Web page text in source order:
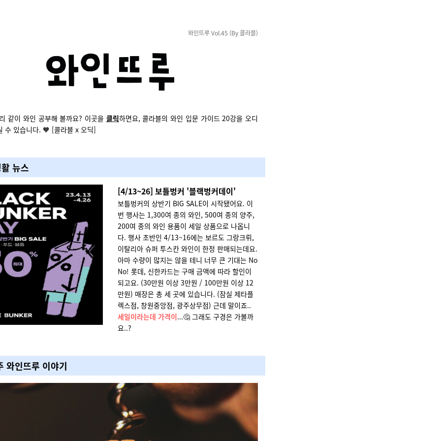
와인뜨루 Vol.45 (By 콜라블)
같이 와인 공부해 볼까요? 이곳을 클릭하면요, 콜라블의 와인 입문 가이드 20강을 오디
수 있습니다. 🧡 [콜라블 x 오딕]
뉴스
[4/13~26] 보틀벙커 '블랙벙커데이'
보틀벙커의 상반기 BIG SALE이 시작됐어요. 이
번 행사는 1,300여 종의 와인, 500여 종의 양주,
200여 종의 와인 용품이 세일 상품으로 나옵니
다. 행사 초반인 4/13~16에는 보르도 그랑크뤼,
이탈리아 슈퍼 투스칸 와인이 한정 판매되는데요.
아마 수량이 많지는 않을 테니 너무 큰 기대는 No
No! 롯데, 신한카드는 구매 금액에 따라 할인이
되고요. (30만원 이상 3만원 / 100만원 이상 12
만원) 매장은 총 세 곳에 있습니다. (잠실 제타플
렉스점, 창원중앙점, 광주상무점) 근데 말이죠..
세일이라는데 가격이...🤔 그래도 구경은 가볼까
요..?
와인뜨루 이야기